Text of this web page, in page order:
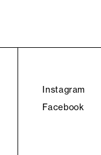
Instagram
Facebook